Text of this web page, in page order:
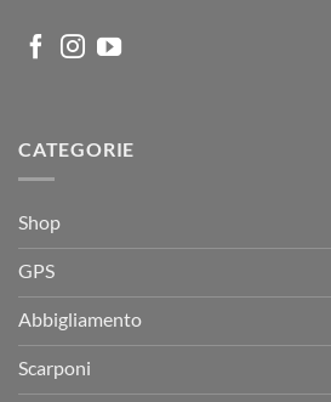
CATEGORIE
Shop
GPS
Abbigliamento
Scarponi